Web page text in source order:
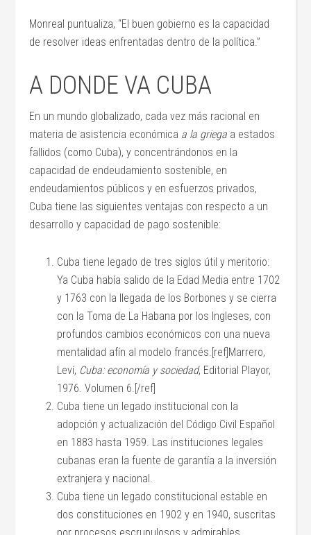
Monreal puntualiza, “El buen gobierno es la capacidad
de resolver ideas enfrentadas dentro de la política.”
A DONDE VA CUBA
En un mundo globalizado, cada vez más racional en
materia de asistencia económica a la griega a estados
fallidos (como Cuba), y concentrándonos en la
capacidad de endeudamiento sostenible, en
endeudamientos públicos y en esfuerzos privados,
Cuba tiene las siguientes ventajas con respecto a un
desarrollo y capacidad de pago sostenible:
Cuba tiene legado de tres siglos útil y meritorio:
Ya Cuba había salido de la Edad Media entre 1702
y 1763 con la llegada de los Borbones y se cierra
con la Toma de La Habana por los Ingleses, con
profundos cambios económicos con una nueva
mentalidad afín al modelo francés.[ref]Marrero,
Leví, Cuba: economía y sociedad, Editorial Playor,
1976. Volumen 6.[/ref]
Cuba tiene un legado institucional con la
adopción y actualización del Código Civil Español
en 1883 hasta 1959. Las instituciones legales
cubanas eran la fuente de garantía a la inversión
extranjera y nacional.
Cuba tiene un legado constitucional estable en
dos constituciones en 1902 y en 1940, suscritas